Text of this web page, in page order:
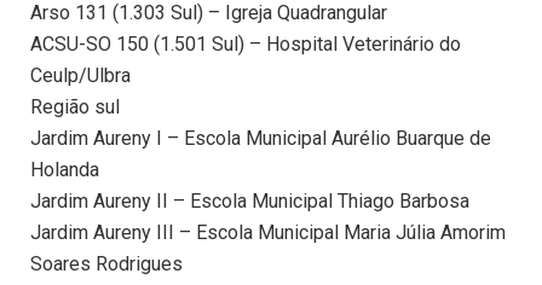
Arso 131 (1.303 Sul) – Igreja Quadrangular
ACSU-SO 150 (1.501 Sul) – Hospital Veterinário do
Ceulp/Ulbra
Região sul
Jardim Aureny I – Escola Municipal Aurélio Buarque de
Holanda
Jardim Aureny II – Escola Municipal Thiago Barbosa
Jardim Aureny III – Escola Municipal Maria Júlia Amorim
Soares Rodrigues